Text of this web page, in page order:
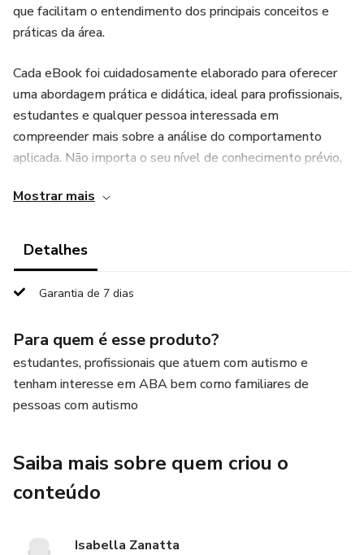
que facilitam o entendimento dos principais conceitos e
práticas da área.
Cada eBook foi cuidadosamente elaborado para oferecer
uma abordagem prática e didática, ideal para profissionais,
estudantes e qualquer pessoa interessada em
compreender mais sobre a análise do comportamento
aplicada. Não importa o seu nível de conhecimento prévio,
as técnicas mais atuais da área, sempre com foco na
você estará adquirindo um conteúdo de qualidade,
imediatamente.
Não perca a oportunidade de aprimorar sua compreensão
sobre a análise do comportamento de forma
Mostrar mais
Detalhes
Garantia de 7 dias
Para quem é esse produto?
estudantes, profissionais que atuem com autismo e
tenham interesse em ABA bem como familiares de
pessoas com autismo
Saiba mais sobre quem criou o
conteúdo
Isabella Zanatta